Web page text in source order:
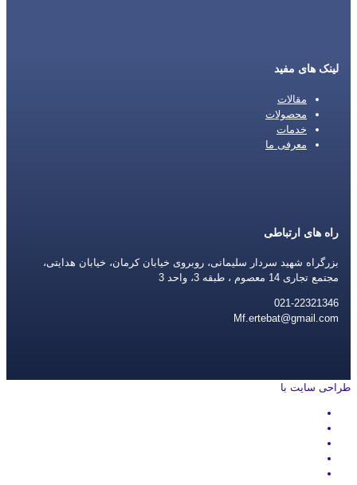
لینک های مفید
مقالات
محصولات
خدمات
معرفی ما
راه های ارتباطی
بزرگراه شهید سردار سلیمانی، روبروی خیابان کرمان، خیابان هدایتی،
مجتمع تجاری 14 معصوم ، طبقه 3، واحد 3
021-22321346
Mf.ertebat@gmail.com
طراحی سایت با